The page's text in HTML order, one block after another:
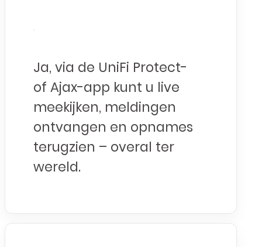
Ja, via de UniFi Protect-
of Ajax-app kunt u live
meekijken, meldingen
ontvangen en opnames
terugzien – overal ter
wereld.